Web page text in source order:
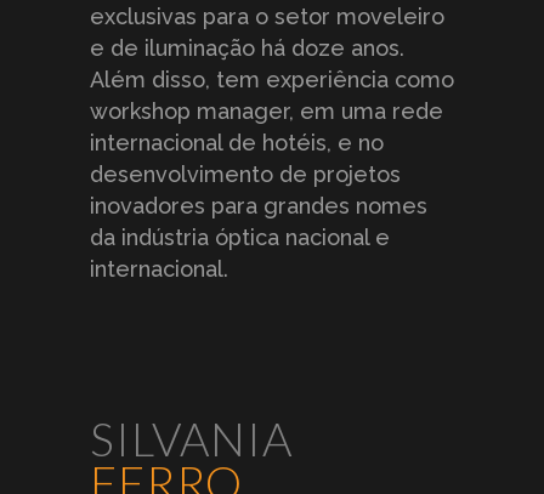
queimado
sálvia chocolate
* Atenção, podem ocorrer variações nas cores dos
exclusivas para o setor moveleiro
e de iluminação há doze anos.
Além disso, tem experiência como
workshop manager, em uma rede
internacional de hotéis, e no
desenvolvimento de projetos
inovadores para grandes nomes
da indústria óptica nacional e
internacional.
SILVANIA
FERRO